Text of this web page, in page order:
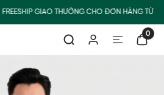
FREESHIP GIAO THƯỜNG CHO ĐƠN HÀNG TỪ
0